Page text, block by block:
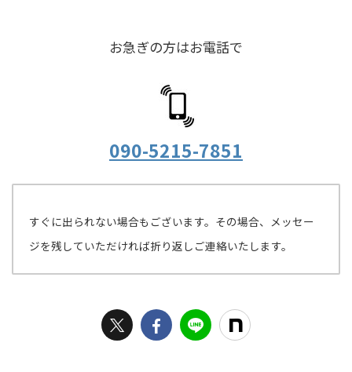
お急ぎの方はお電話で
090-5215-7851
すぐに出られない場合もございます。 その場合、メッセー
ジを残していただければ折り返しご連絡いたします。